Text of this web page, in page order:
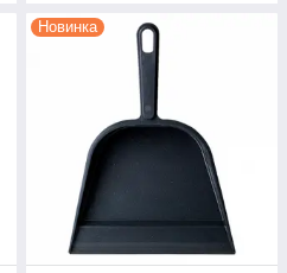
Новинка